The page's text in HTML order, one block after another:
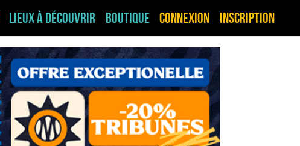
Lieux à découvrir Boutique Connexion Inscription